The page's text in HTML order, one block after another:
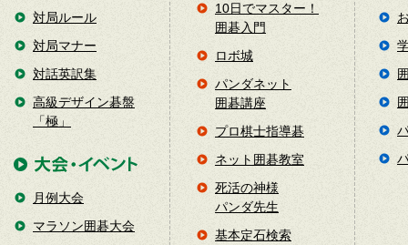
対局ルール
対局マナー
対話英訳集
高級デザイン碁盤
「極」
月例大会
マラソン囲碁大会
10日でマスター！
囲碁入門
ロボ城
パンダネット
囲碁講座
プロ棋士指導碁
ネット囲碁教室
死活の神様
パンダ先生
基本定石検索